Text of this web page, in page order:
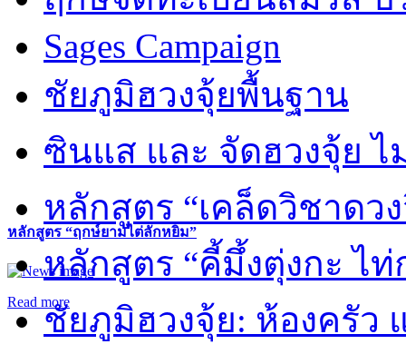
หลักสูตร “ฤกษ์ยามไต่ลักหยิ่ม”
Read more
Sages Campaign
ชัยภูมิฮวงจุ้ยพื้นฐาน
ซินแส และ จัดฮวงจุ้ย ไ
หลักสูตร “เคล็ดวิชาดว
หลักสูตร “คี้มึ้งตุ่งกะ ไ
ชัยภูมิฮวงจุ้ย: ห้องครัว